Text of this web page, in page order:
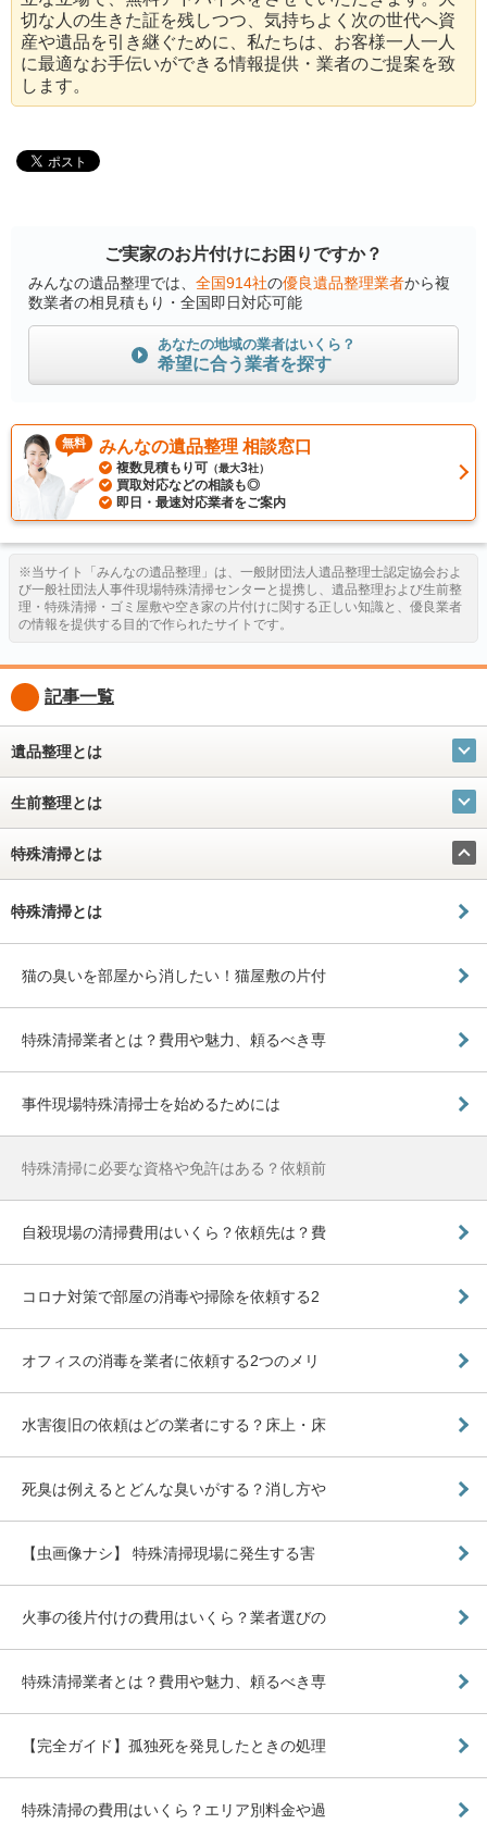
切な人の生きた証を残しつつ、気持ちよく次の世代へ資
産や遺品を引き継ぐために、私たちは、お客様一人一人
に最適なお手伝いができる情報提供・業者のご提案を致
します。
ご実家のお片付けにお困りですか？
みんなの遺品整理では、 全国914社の優良遺品整理業者から複
数業者の相見積もり・全国即日対応可能
あなたの地域の業者はいくら？
希望に合う業者を探す
無料 みんなの遺品整理 相談窓口
複数見積もり可 （最大3社）
買取対応などの相談も◎
即日・最速対応業者をご案内
※当サイト「みんなの遺品整理」は、一般財団法人遺品整理士認定協会およ
び一般社団法人事件現場特殊清掃センターと提携し、遺品整理および生前整
理・特殊清掃・ゴミ屋敷や空き家の片付けに関する正しい知識と、優良業者
の情報を提供する目的で作られたサイトです。
記事一覧
遺品整理とは
生前整理とは
特殊清掃とは
特殊清掃とは
猫の臭いを部屋から消したい！猫屋敷の片付
特殊清掃業者とは？費用や魅力、頼るべき専
事件現場特殊清掃士を始めるためには
特殊清掃に必要な資格や免許はある？依頼前
自殺現場の清掃費用はいくら？依頼先は？費
コロナ対策で部屋の消毒や掃除を依頼する2
オフィスの消毒を業者に依頼する2つのメリ
水害復旧の依頼はどの業者にする？床上・床
死臭は例えるとどんな臭いがする？消し方や
【虫画像ナシ】 特殊清掃現場に発生する害
火事の後片付けの費用はいくら？業者選びの
特殊清掃業者とは？費用や魅力、頼るべき専
【完全ガイド】孤独死を発見したときの処理
特殊清掃の費用はいくら？エリア別料金や過